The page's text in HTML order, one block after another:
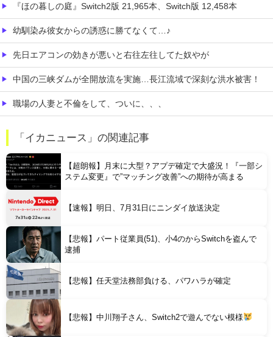
『ほの暮しの庭』Switch2版 21,965本、Switch版 12,458本
幼馴染み彼女からの誘惑に勝てなくて…♪
先日エアコンの効きが悪いと右往左往してた奴やが
中国の三峡ダムが全開放流を実施…長江流域で深刻な洪水被害！
職場の人妻と不倫をして、ついに、、、
【発見】 発達っぽい奴の共通点って『立場を理解できない』だよな
Powered by livedoor 相互RSS
「イカニュース」の関連記事
【超朗報】月末に大型？アプデ確定で大盛況！『一部シ
ステム変更』で”マッチング改善”への期待が高まる
【速報】明日、7月31日にニンダイ放送決定
【悲報】パート従業員(51)、小4のからSwitchを盗んで
逮捕
【悲報】任天堂法務部負ける、パワハラが確定
【悲報】中川翔子さん、Switch2で遊んでない模様